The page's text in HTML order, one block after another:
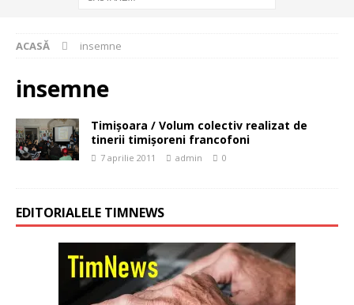
ACASĂ insemne
insemne
Timişoara / Volum colectiv realizat de
tinerii timişoreni francofoni
7 aprilie 2011 admin 0
EDITORIALELE TIMNEWS